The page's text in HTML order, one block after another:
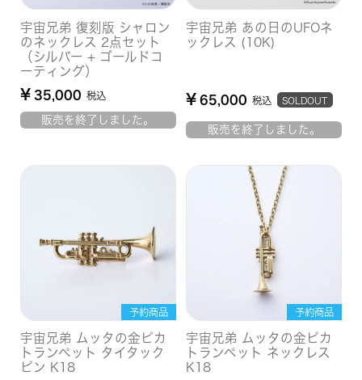
宇宙兄弟 復刻版 シャロン
のネックレス 2点セット
（シルバー + ゴールドコ
ーティング）
¥ 35,000 税込
販売を終了しました。
宇宙兄弟 あの日のUFOネ
ックレス (10K)
¥ 65,000 税込 SOLDOUT
販売を終了しました。
予約商品
宇宙兄弟 ムッタの金ピカ
トランペット タイタック
ピン K18
予約商品
宇宙兄弟 ムッタの金ピカ
トランペット ネックレス
K18